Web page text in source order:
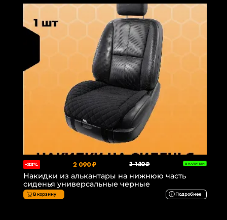
-33% 2 090 ₽ 3 140 ₽ В НАЛИЧИИ
Накидки из алькантары на нижнюю часть
сиденья универсальные черные
В корзину Подробнее